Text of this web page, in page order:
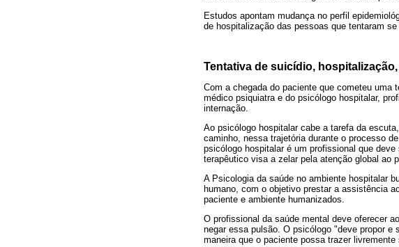
Estudos apontam mudança no perfil
de hospitalização das pessoas que tentaram se
Tentativa de suicídio,
Com a chegada do paciente que cometeu
médico psiquiatra e do psicólogo hospitalar,
internação.
Ao psicólogo hospitalar cabe a tarefa da
caminho, nessa trajetória durante o processo
psicólogo hospitalar é um profissional que
terapêutico visa a zelar pela atenção global ao
A Psicologia da saúde no ambiente hospitalar
humano, com o objetivo prestar a assistência
paciente e ambiente humanizados.
O profissional da saúde mental deve oferecer
negar essa pulsão. O psicólogo "deve propor
maneira que o paciente possa trazer